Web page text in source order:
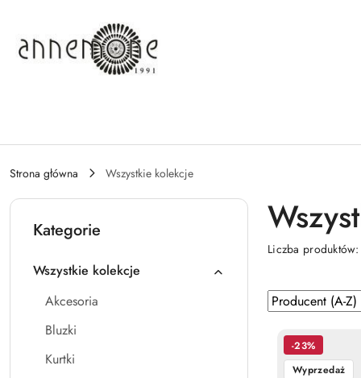
Strona główna Wszystkie kolekcje
Kategorie
Wszystkie kolekcje
Akcesoria
Bluzki
Kurtki
Liczba produktów:
Zastosowano
sortowanie:
Producent
Sortuj
według
-23%
Wyprzedaż